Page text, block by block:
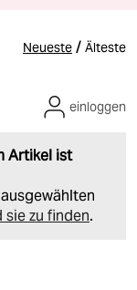
Neueste / Älteste
Artikel ist
sie zu finden.
einloggen